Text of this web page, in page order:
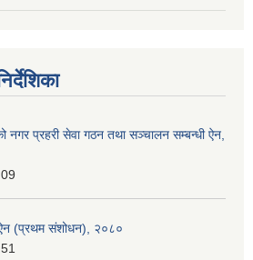
नगर प्रहरी सेवा गठन तथा सञ्‍चालन सम्बन्धी ऐन,
ऐन (प्रथम संशोधन), २०८०